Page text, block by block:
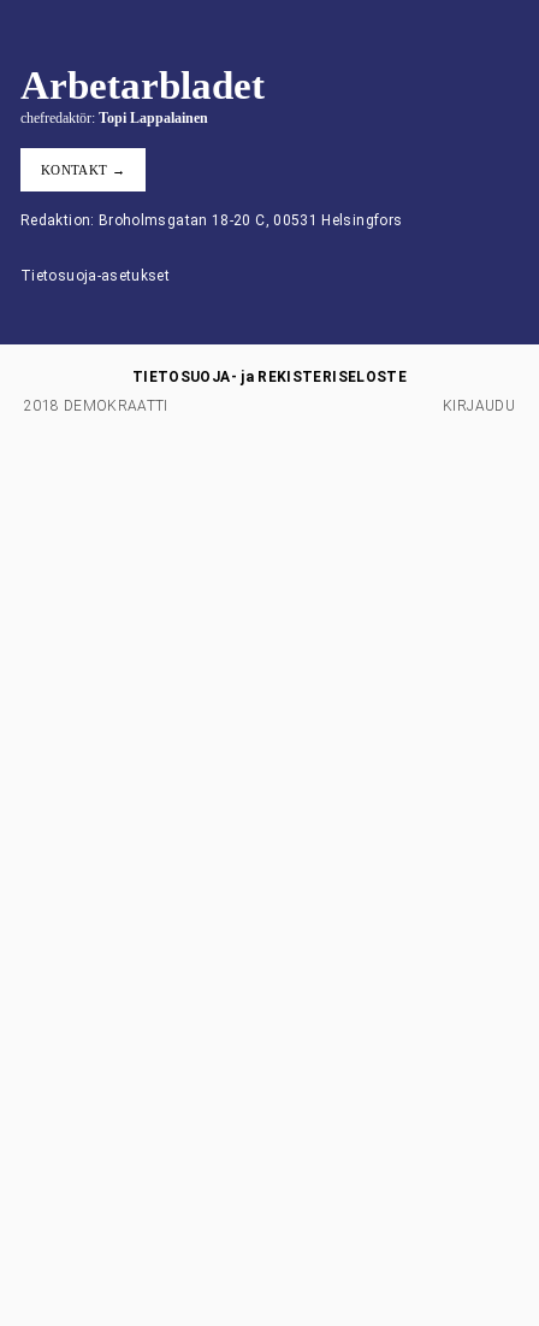
Arbetarbladet
chefredaktör: Topi Lappalainen
KONTAKT →
Redaktion: Broholmsgatan 18-20 C, 00531 Helsingfors
Tietosuoja-asetukset
2018 DEMOKRAATTI
TIETOSUOJA- ja REKISTERISELOSTE
KIRJAUDU